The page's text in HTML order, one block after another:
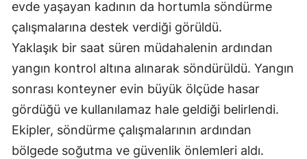
evde yaşayan kadının da hortumla söndürme
çalışmalarına destek verdiği görüldü.
Yaklaşık bir saat süren müdahalenin ardından
yangın kontrol altına alınarak söndürüldü. Yangın
sonrası konteyner evin büyük ölçüde hasar
gördüğü ve kullanılamaz hale geldiği belirlendi.
Ekipler, söndürme çalışmalarının ardından
bölgede soğutma ve güvenlik önlemleri aldı.